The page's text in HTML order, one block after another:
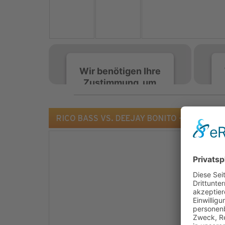
Wir benötigen Ihre
Zustimmung, um
Service zu laden!
Wir verwenden Spotify,
RICO BASS VS. DEEJAY BONITO - Cisko